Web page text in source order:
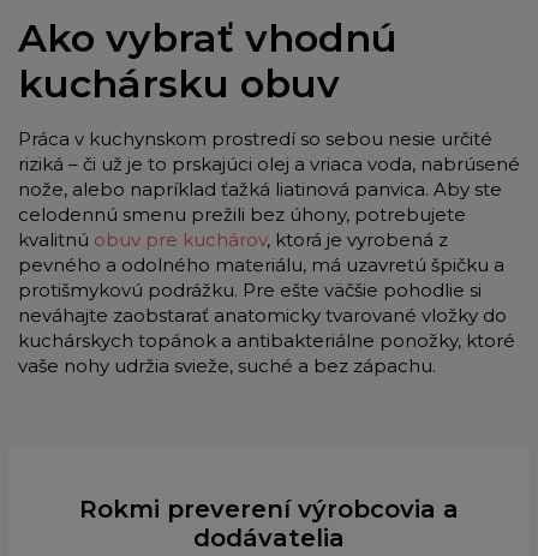
Ako vybrať vhodnú
kuchársku obuv
Práca v kuchynskom prostredí so sebou nesie určité
riziká – či už je to prskajúci olej a vriaca voda, nabrúsené
nože, alebo napríklad ťažká liatinová panvica. Aby ste
celodennú smenu prežili bez úhony, potrebujete
kvalitnú obuv pre kuchárov, ktorá je vyrobená z
pevného a odolného materiálu, má uzavretú špičku a
protišmykovú podrážku. Pre ešte väčšie pohodlie si
neváhajte zaobstarať anatomicky tvarované vložky do
kuchárskych topánok a antibakteriálne ponožky, ktoré
vaše nohy udržia svieže, suché a bez zápachu.
Rokmi preverení výrobcovia a
dodávatelia